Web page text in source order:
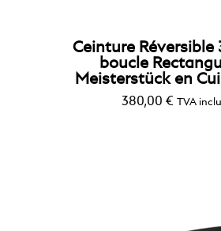
Ceinture Réversible
boucle
Meisterstück en
380,00 € TVA